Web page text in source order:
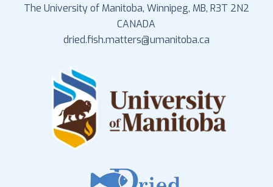
The University of Manitoba, Winnipeg, MB, R3T 2N2
CANADA
dried.fish.matters@umanitoba.ca